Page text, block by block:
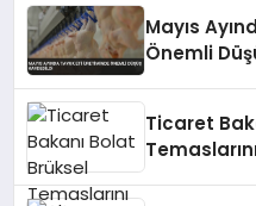
Mayıs
Önemli
Ticaret